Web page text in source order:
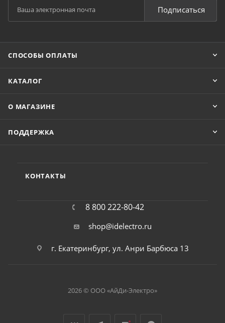
Подписаться
СПОСОБЫ ОПЛАТЫ
КАТАЛОГ
О МАГАЗИНЕ
ПОДДЕРЖКА
КОНТАКТЫ
8 800 222-80-42
shop@idelectro.ru
г. Екатеринбург, ул. Анри Барбюса 13
2026 © ООО «АйДи-Электро»